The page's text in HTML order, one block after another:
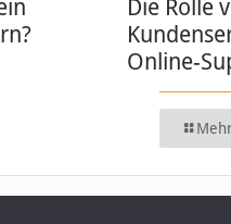
Die Rolle
Online-